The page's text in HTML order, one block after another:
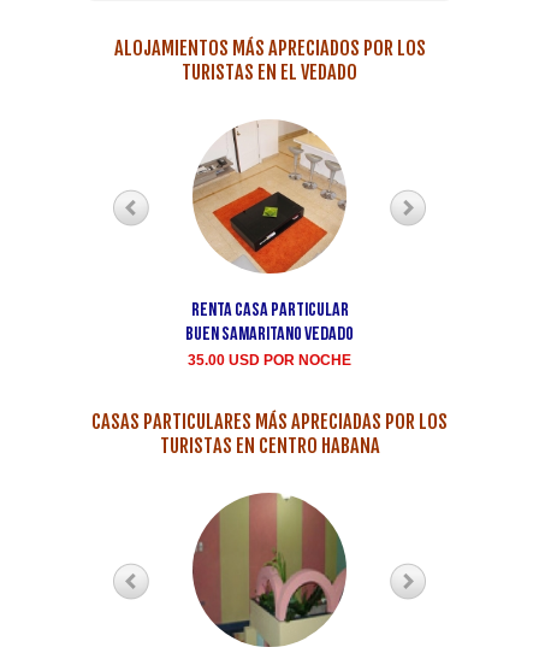
ALOJAMIENTOS MÁS APRECIADOS POR LOS
TURISTAS EN EL VEDADO
Renta casa particular
Buen Samaritano Vedado
35.00 USD POR NOCHE
CASAS PARTICULARES MÁS APRECIADAS POR LOS
TURISTAS EN CENTRO HABANA